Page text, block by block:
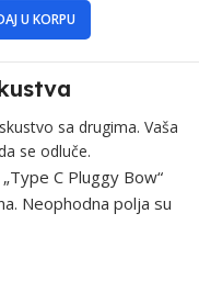
U KORPU
sa drugima. Vaša
se odluče.
C Pluggy Bow“
Neophodna polja su